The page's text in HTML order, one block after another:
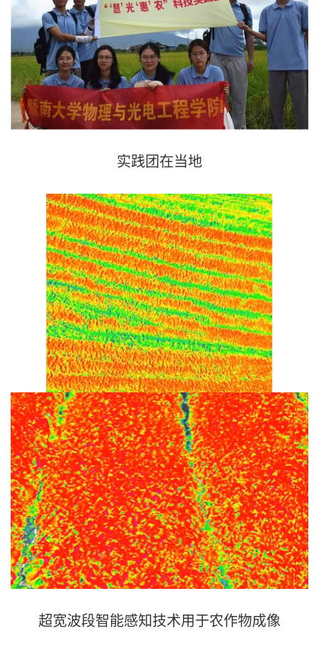
实践团 在当地
超宽波段智能感知技术用于农作物成像